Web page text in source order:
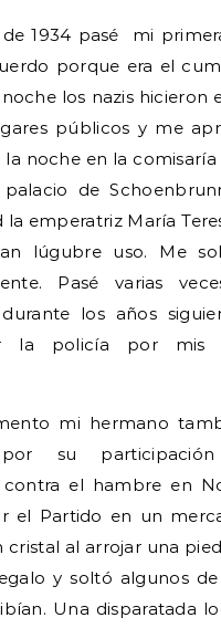
de 1934 pasé mi
porque era el
los nazis hicieron
públicos y me
la noche en la
de
la emperatriz María
lúgubre uso. Me
Pasé varias
los años
la policía por mis
mi hermano
su
contra el hambre en
el Partido en un
al arrojar una
y soltó algunos de
Una disparatada